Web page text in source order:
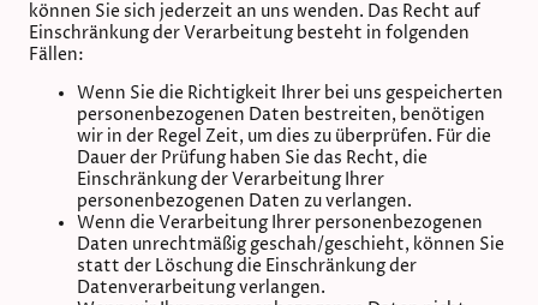
können Sie sich jederzeit an uns wenden. Das Recht auf
Einschränkung der Verarbeitung besteht in folgenden
Fällen:
Wenn Sie die Richtigkeit Ihrer bei uns gespeicherten
personenbezogenen Daten bestreiten, benötigen
wir in der Regel Zeit, um dies zu überprüfen. Für die
Dauer der Prüfung haben Sie das Recht, die
Einschränkung der Verarbeitung Ihrer
personenbezogenen Daten zu verlangen.
Wenn die Verarbeitung Ihrer personenbezogenen
Daten unrechtmäßig geschah/geschieht, können Sie
statt der Löschung die Einschränkung der
Datenverarbeitung verlangen.